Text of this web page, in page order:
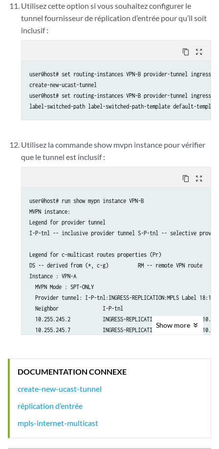
Utilisez cette option si vous souhaitez configurer le
tunnel fournisseur de réplication d’entrée pour qu’il soit
inclusif :
content_copy zoom_out_map
user@host# set routing-instances VPN-B provider-tunnel ingress-
create-new-ucast-tunnel
user@host# set routing-instances VPN-B provider-tunnel ingress-
label-switched-path label-switched-path-template default-
Utilisez la commande show mvpn instance pour vérifier
que le tunnel est inclusif :
content_copy zoom_out_map
user@host# run show mypn instance VPN-B
MVPN instance:
Legend for provider tunnel
I-P-tnl -- inclusive provider tunnel S-P-tnl -- selective
Legend for c-multicast routes properties (Pr)
DS -- derived from (*, c-g)          RM -- remote VPN route
Instance : VPN-A
  MVPN Mode : SPT-ONLY
Provider tunnel: I-P-tnl:INGRESS-REPLICATION:MPLS Label
  Neighbor               I-P-tnl
10.255.245.2           INGRESS-REPLICATION:MPLS Label
10.255.245.7           INGRESS-REPLICATION:MPLS Label
Show more
DOCUMENTATION CONNEXE
create-new-ucast-tunnel
réplication d’entrée
mpls-internet-multicast